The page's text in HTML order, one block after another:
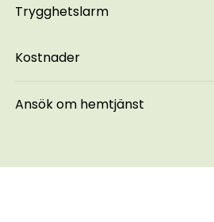
Trygghetslarm
Kostnader
Ansök om hemtjänst